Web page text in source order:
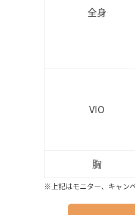
全身
VIO
胸
※上記はモニター、キャン